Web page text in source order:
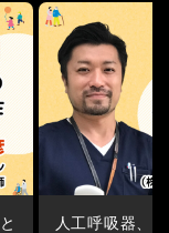
る副ブロック長へ
は13店舗を統括する
人工呼吸器、